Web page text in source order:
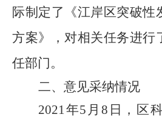
际制定了《江岸区突破性
方案》，对相关任务进行
任部门。
二、意见采纳情况
2021年5 月 8 日，区